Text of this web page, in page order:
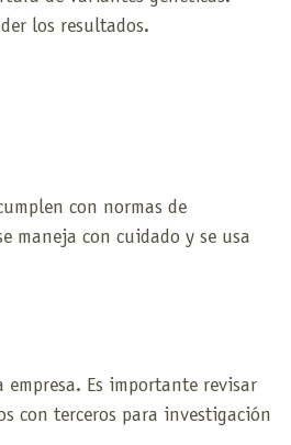
los resultados.
con normas de
maneja con cuidado y se usa
empresa. Es importante revisar
con terceros para investigación